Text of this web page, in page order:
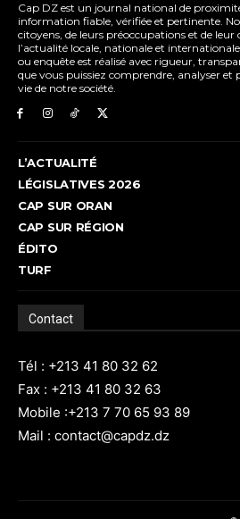
Cap DZ est un journal national de
information fiable, vérifiée et pertinente.
citoyens, de leurs préoccupations et de
l’actualité locale, nationale et
ou enquête est réalisé avec rigueur,
que vous puissiez comprendre, analyser
vie de notre société.
L’ACTUALITÉ
LÉGISLATIVES 2026
CAP SUR ORAN
CAP SUR RÉGION
ÉDITO
TURF
Contact
Tél : +213 41 80 32 62
Fax : +213 41 80 32 63
Mobile :+213 7 70 65 93 89
Mail : contact@capdz.dz